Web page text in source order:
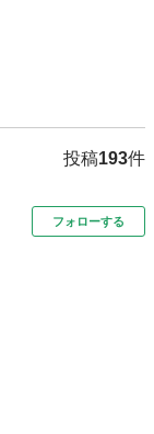
投稿193件
フォローする